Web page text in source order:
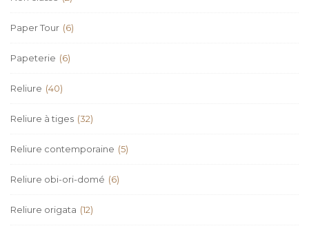
Paper Tour (6)
Papeterie (6)
Reliure (40)
Reliure à tiges (32)
Reliure contemporaine (5)
Reliure obi-ori-domé (6)
Reliure origata (12)